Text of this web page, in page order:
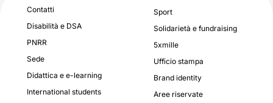
Contatti
Disabilità e DSA
PNRR
Sede
Didattica e e-learning
International students
Sport
Solidarietà e fundraising
5xmille
Ufficio stampa
Brand identity
Aree riservate